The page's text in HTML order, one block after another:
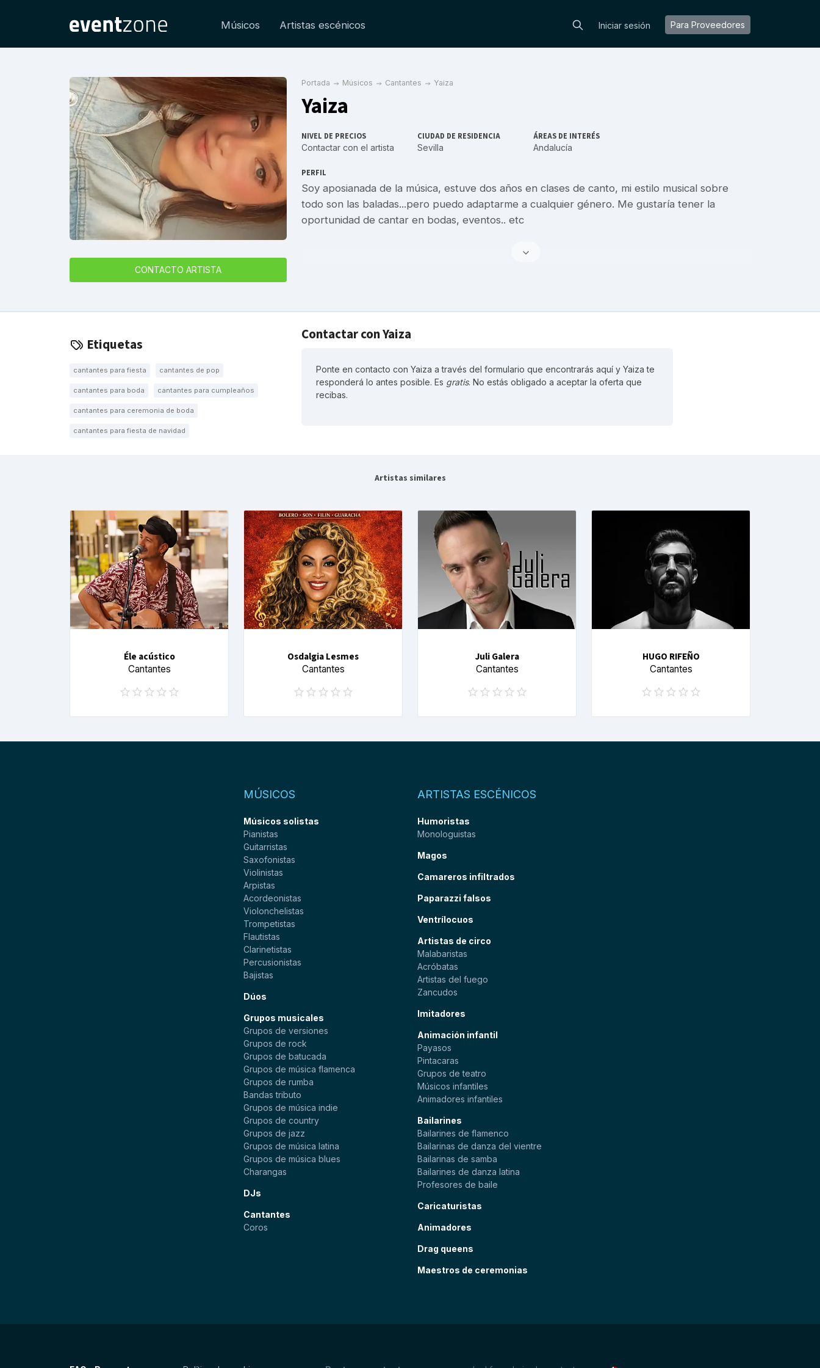
Músicos Artistas escénicos Iniciar sesión Para Proveedores
CONTACTO ARTISTA
Portada Músicos Cantantes Yaiza
Yaiza
NIVEL DE PRECIOS
Contactar con el artista
CIUDAD DE RESIDENCIA
Sevilla
ÁREAS DE INTERÉS
Andalucía
PERFIL
Soy aposianada de la música, estuve dos años en clases de canto, mi estilo musical sobre
todo son las baladas...pero puedo adaptarme a cualquier género. Me gustaría tener la
oportunidad de cantar en bodas, eventos.. etc
Etiquetas
cantantes para fiesta cantantes de pop
cantantes para boda cantantes para cumpleaños
cantantes para ceremonia de boda
cantantes para fiesta de navidad
Contactar con Yaiza
Ponte en contacto con Yaiza a través del formulario que encontrarás aquí y Yaiza te
responderá lo antes posible. Es gratis. No estás obligado a aceptar la oferta que
recibas.
Artistas similares
Éle acústico
Cantantes
Osdalgia Lesmes
Cantantes
Juli Galera
Cantantes
HUGO RIFEÑO
Cantantes
MÚSICOS
Músicos solistas
Pianistas
Guitarristas
Saxofonistas
Violinistas
Arpistas
Acordeonistas
Violonchelistas
Trompetistas
Flautistas
Clarinetistas
Percusionistas
Bajistas
Dúos
Grupos musicales
Grupos de versiones
Grupos de rock
Grupos de batucada
Grupos de música flamenca
Grupos de rumba
Bandas tributo
Grupos de música indie
Grupos de country
Grupos de jazz
Grupos de música latina
Grupos de música blues
Charangas
DJs
Cantantes
Coros
ARTISTAS ESCÉNICOS
Humoristas
Monologuistas
Magos
Camareros infiltrados
Paparazzi falsos
Ventrílocuos
Artistas de circo
Malabaristas
Acróbatas
Artistas del fuego
Zancudos
Imitadores
Animación infantil
Payasos
Pintacaras
Grupos de teatro
Músicos infantiles
Animadores infantiles
Bailarines
Bailarines de flamenco
Bailarinas de danza del vientre
Bailarinas de samba
Bailarines de danza latina
Profesores de baile
Caricaturistas
Animadores
Drag queens
Maestros de ceremonias